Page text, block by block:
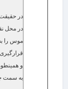
در حقیقت
در محل
موس را
و
به سمت